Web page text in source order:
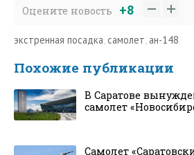
Оцените новость +8
экстренная посадка, самолет, ан-148
Похожие публикации
В Саратове
самолет
Самолет